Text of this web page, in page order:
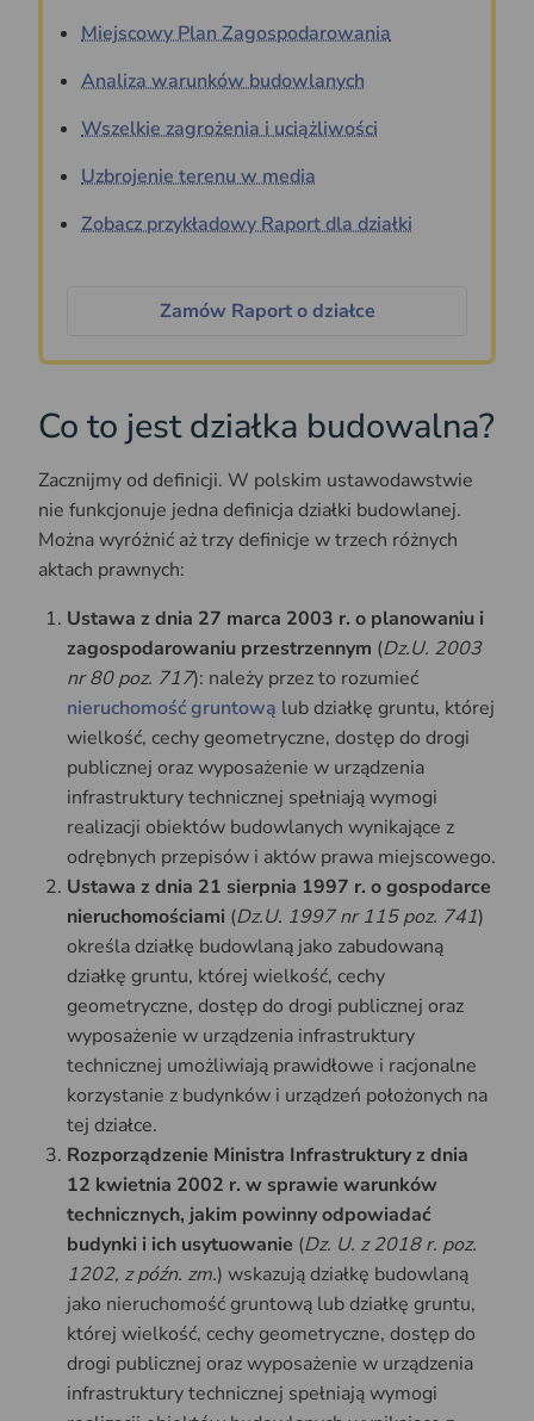
Miejscowy Plan Zagospodarowania
Analiza warunków budowlanych
Wszelkie zagrożenia i uciążliwości
Uzbrojenie terenu w media
Zobacz przykładowy Raport dla działki
Zamów Raport o działce
Co to jest działka budowalna?
Zacznijmy od definicji. W polskim ustawodawstwie
nie funkcjonuje jedna definicja działki budowlanej.
Można wyróżnić aż trzy definicje w trzech różnych
aktach prawnych:
Ustawa z dnia 27 marca 2003 r. o planowaniu i
zagospodarowaniu przestrzennym (Dz.U. 2003
nr 80 poz. 717): należy przez to rozumieć
nieruchomość gruntową lub działkę gruntu, której
wielkość, cechy geometryczne, dostęp do drogi
publicznej oraz wyposażenie w urządzenia
infrastruktury technicznej spełniają wymogi
realizacji obiektów budowlanych wynikające z
odrębnych przepisów i aktów prawa miejscowego.
Ustawa z dnia 21 sierpnia 1997 r. o gospodarce
nieruchomościami (Dz.U. 1997 nr 115 poz. 741)
określa działkę budowlaną jako zabudowaną
działkę gruntu, której wielkość, cechy
geometryczne, dostęp do drogi publicznej oraz
wyposażenie w urządzenia infrastruktury
technicznej umożliwiają prawidłowe i racjonalne
korzystanie z budynków i urządzeń położonych na
tej działce.
Rozporządzenie Ministra Infrastruktury z dnia
12 kwietnia 2002 r. w sprawie warunków
technicznych, jakim powinny odpowiadać
budynki i ich usytuowanie (Dz. U. z 2018 r. poz.
1202, z późn. zm.) wskazują działkę budowlaną
jako nieruchomość gruntową lub działkę gruntu,
której wielkość, cechy geometryczne, dostęp do
drogi publicznej oraz wyposażenie w urządzenia
infrastruktury technicznej spełniają wymogi